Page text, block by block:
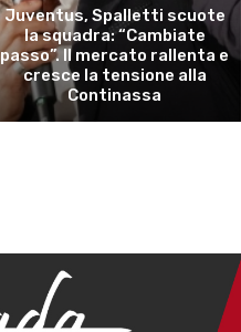
Juventus, Spalletti scuote
la squadra: “Cambiate
passo”. Il mercato rallenta e
cresce la tensione alla
Continassa